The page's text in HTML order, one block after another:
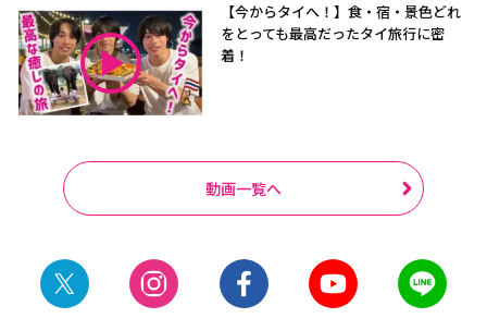
【今からタイへ！】食・宿・景色どれ
をとっても最高だったタイ旅行に密
着！
動画一覧へ